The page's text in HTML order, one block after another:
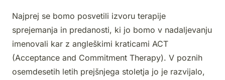
Najprej se bomo posvetili izvoru terapije
sprejemanja in predanosti, ki jo bomo v nadaljevanju
imenovali kar z angleškimi kraticami ACT
(Acceptance and Commitment Therapy). V poznih
osemdesetih letih prejšnjega stoletja jo je razvijalo,